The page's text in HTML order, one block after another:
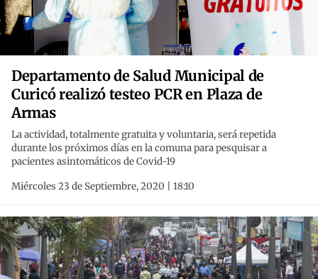
Departamento de Salud Municipal de
Curicó realizó testeo PCR en Plaza de
Armas
La actividad, totalmente gratuita y voluntaria, será repetida
durante los próximos días en la comuna para pesquisar a
pacientes asintomáticos de Covid-19
Miércoles 23 de Septiembre, 2020 | 18:10